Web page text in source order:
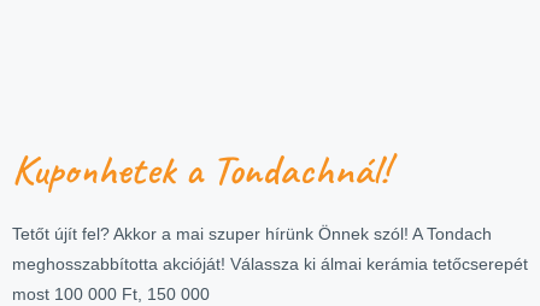
Kuponhetek a Tondachnál!
Tetőt újít fel? Akkor a mai szuper hírünk Önnek szól! A Tondach
meghosszabbította akcióját! Válassza ki álmai kerámia tetőcserepét
most 100 000 Ft, 150 000